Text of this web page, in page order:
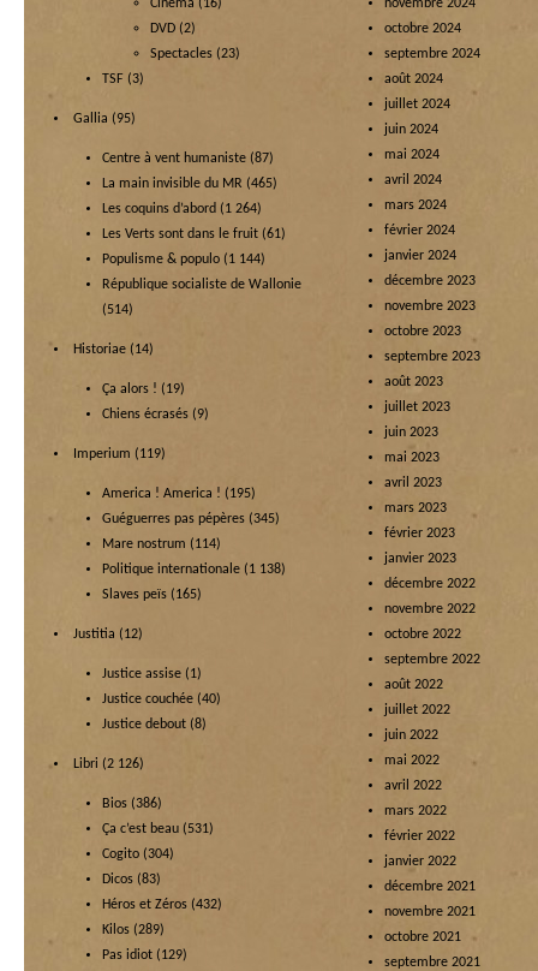
Cinéma (16)
DVD (2)
Spectacles (23)
TSF (3)
Gallia (95)
Centre à vent humaniste (87)
La main invisible du MR (465)
Les coquins d’abord (1 264)
Les Verts sont dans le fruit (61)
Populisme & populo (1 144)
République socialiste de Wallonie
(514)
Historiae (14)
Ça alors ! (19)
Chiens écrasés (9)
Imperium (119)
America ! America ! (195)
Guéguerres pas pépères (345)
Mare nostrum (114)
Politique internationale (1 138)
Slaves peïs (165)
Justitia (12)
Justice assise (1)
Justice couchée (40)
Justice debout (8)
Libri (2 126)
Bios (386)
Ça c’est beau (531)
Cogito (304)
Dicos (83)
Héros et Zéros (432)
Kilos (289)
Pas idiot (129)
novembre 2024
octobre 2024
septembre 2024
août 2024
juillet 2024
juin 2024
mai 2024
avril 2024
mars 2024
février 2024
janvier 2024
décembre 2023
novembre 2023
octobre 2023
septembre 2023
août 2023
juillet 2023
juin 2023
mai 2023
avril 2023
mars 2023
février 2023
janvier 2023
décembre 2022
novembre 2022
octobre 2022
septembre 2022
août 2022
juillet 2022
juin 2022
mai 2022
avril 2022
mars 2022
février 2022
janvier 2022
décembre 2021
novembre 2021
octobre 2021
septembre 2021